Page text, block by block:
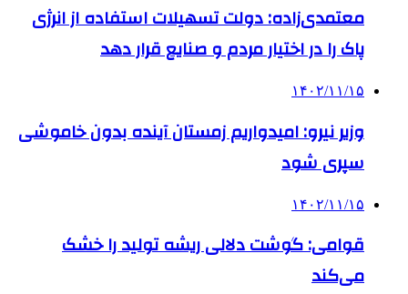
معتمدی‌زاده: دولت تسهیلات استفاده از انرژی
پاک را در اختیار مردم و صنایع قرار دهد
۱۴۰۲/۱۱/۱۵
وزیر نیرو: امیدواریم زمستان آینده بدون خاموشی
سپری شود
۱۴۰۲/۱۱/۱۵
قوامی: گوشت دلالی ریشه تولید را خشک
می‌کند